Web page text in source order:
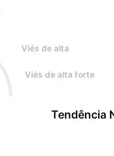
Viés de alta
Viés de alta forte
Tendência